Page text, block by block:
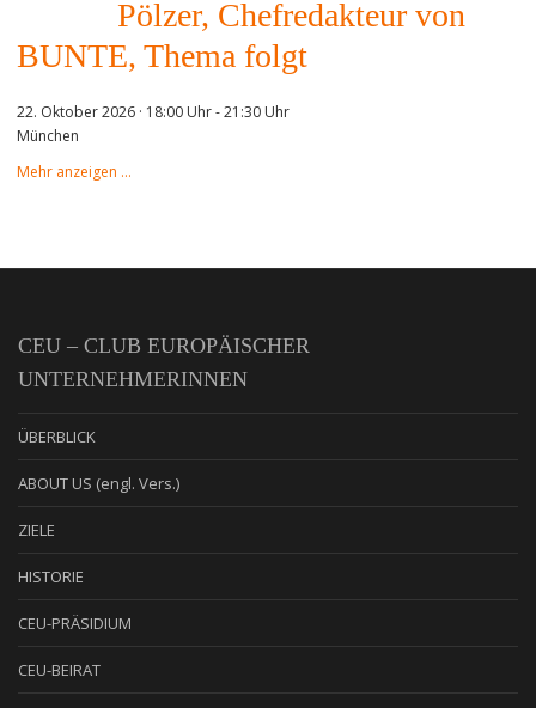
Pölzer, Chefredakteur von
BUNTE, Thema folgt
22. Oktober 2026 · 18:00 Uhr-21:30 Uhr
München
Mehr anzeigen …
CEU – CLUB EUROPÄISCHER
UNTERNEHMERINNEN
ÜBERBLICK
ABOUT US (engl. Vers.)
ZIELE
HISTORIE
CEU-PRÄSIDIUM
CEU-BEIRAT